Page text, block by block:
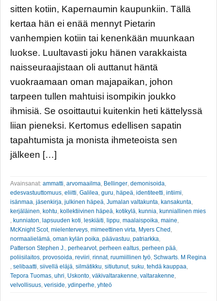
sitten kotiin, Kapernaumin kaupunkiin. Tällä
kertaa hän ei enää mennyt Pietarin
vanhempien kotiin tai kenenkään muunkaan
luokse. Luultavasti joku hänen varakkaista
naisseuraajistaan oli auttanut häntä
vuokraamaan oman majapaikan, johon
tarpeen tullen mahtuisi isompikin joukko
ihmisiä. Se osoittautui kuitenkin heti kättelyssä
liian pieneksi. Kertomus edellisen sapatin
tapahtumista ja monista ihmeteoista sen
jälkeen […]
Avainsanat: ammatti arvomaailma Bellinger demonisoida
edesvastuuttomuus eliitti Galilea guru häpeä identiteetti intiimi
isänmaa jäsenkirja julkinen häpeä Jumalan valtakunta kansakunta
kerjäläinen kohtu kollektiivinen häpeä kotikylä kunnia kunniallinen mies
kunniaton lapsuuden koti leskiäiti lippu maalaispoika maine
McKnight Scot, mielenterveys mimeettinen virta Myers Ched
normaalielämä oman kylän poika päävastuu patriarkka
Patterson Stephen J.
perhearvot, perheen ealtus perheen pää
poliisilaitos provosoida reviiri rinnat, ruumiillinen työ Schwarts. M Regina
selibaatti siivellä eläjä silmätikku sitiutunut, suku tehdä kauppaa
Tepora Tuomas uhri Uskonto väkivaltarakenne valtarakenne
velvollisuus veriside ydinperhe yhteö